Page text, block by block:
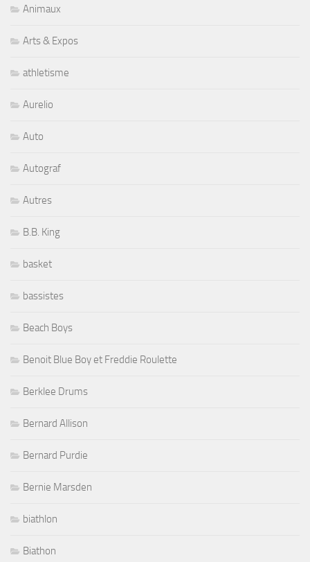
Animaux
Arts & Expos
athletisme
Aurelio
Auto
Autograf
Autres
B.B. King
basket
bassistes
Beach Boys
Benoit Blue Boy et Freddie Roulette
Berklee Drums
Bernard Allison
Bernard Purdie
Bernie Marsden
biathlon
Biathon